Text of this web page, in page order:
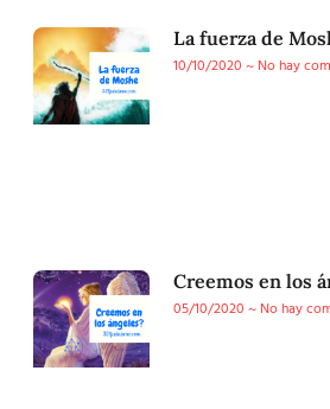
La fuerza de
10/10/2020
No hay
Creemos en los
05/10/2020
No hay